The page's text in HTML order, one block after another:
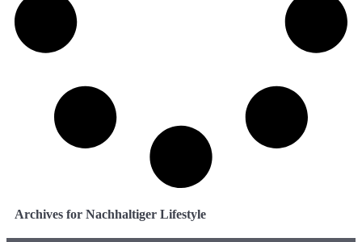
Archives for Nachhaltiger Lifestyle